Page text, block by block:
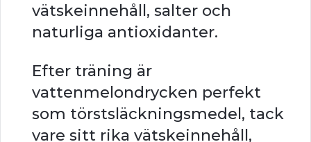
vätskeinnehåll, salter och
naturliga antioxidanter.
Efter träning är
vattenmelondrycken perfekt
som törstsläckningsmedel, tack
vare sitt rika vätskeinnehåll,